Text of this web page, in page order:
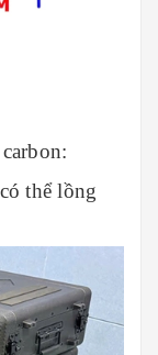
thể lồng